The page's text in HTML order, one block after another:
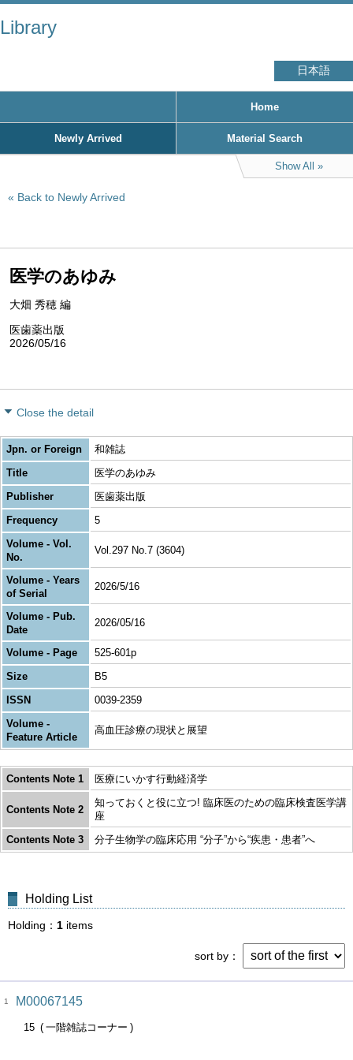
Library
日本語
Home
Newly Arrived Material Search
Show All
Back to Newly Arrived
医学のあゆみ
大畑 秀穂 編
医歯薬出版
2026/05/16
Close the detail
Jpn. or Foreign
和雑誌
Title
医学のあゆみ
Publisher
医歯薬出版
Frequency
5
Volume - Vol.
No.
Vol.297 No.7 (3604)
Volume - Years
of Serial
2026/5/16
Volume - Pub.
Date
2026/05/16
Volume - Page
525-601p
Size
B5
ISSN
0039-2359
Volume -
Feature Article
高血圧診療の現状と展望
Contents Note 1 医療にいかす行動経済学
Contents Note 2
知っておくと役に立つ! 臨床医のための臨床検査医学講
座
Contents Note 3
分子生物学の臨床応用 “分子”から“疾患・患者”へ
Holding List
Holding 1 items
sort by
1 M00067145
15 一階雑誌コーナー